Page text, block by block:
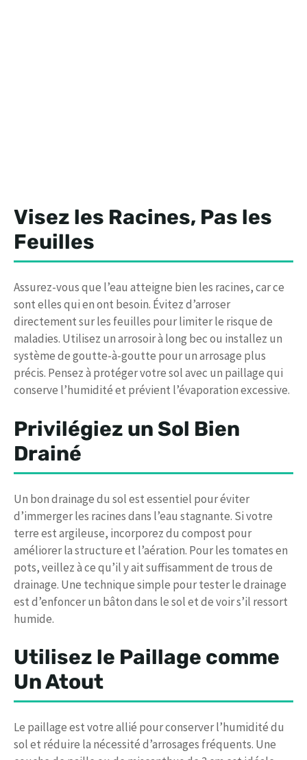
Visez les Racines, Pas les
Feuilles
Assurez-vous que l’eau atteigne bien les racines, car ce
sont elles qui en ont besoin. Évitez d’arroser
directement sur les feuilles pour limiter le risque de
maladies. Utilisez un arrosoir à long bec ou installez un
système de goutte-à-goutte pour un arrosage plus
précis. Pensez à protéger votre sol avec un paillage qui
conserve l’humidité et prévient l’évaporation excessive.
Privilégiez un Sol Bien
Drainé
Un bon drainage du sol est essentiel pour éviter
d’immerger les racines dans l’eau stagnante. Si votre
terre est argileuse, incorporez du compost pour
améliorer la structure et l’aération. Pour les tomates en
pots, veillez à ce qu’il y ait suffisamment de trous de
drainage. Une technique simple pour tester le drainage
est d’enfoncer un bâton dans le sol et de voir s’il ressort
humide.
Utilisez le Paillage comme
Un Atout
Le paillage est votre allié pour conserver l’humidité du
sol et réduire la nécessité d’arrosages fréquents. Une